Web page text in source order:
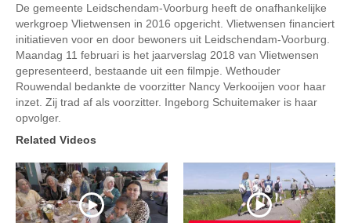
De gemeente Leidschendam-Voorburg heeft de onafhankelijke
werkgroep Vlietwensen in 2016 opgericht. Vlietwensen financiert
initiatieven voor en door bewoners uit Leidschendam-Voorburg.
Maandag 11 februari is het jaarverslag 2018 van Vlietwensen
gepresenteerd, bestaande uit een filmpje. Wethouder
Rouwendal bedankte de voorzitter Nancy Verkooijen voor haar
inzet. Zij trad af als voorzitter. Ingeborg Schuitemaker is haar
opvolger.
Related Videos